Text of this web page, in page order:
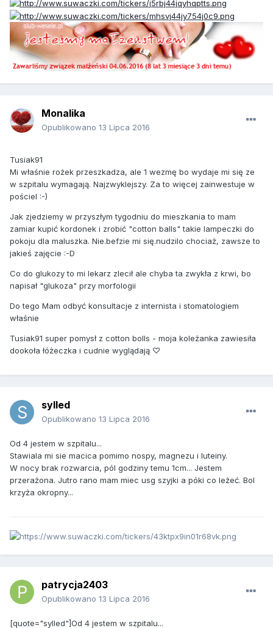
Monalika
Opublikowano 13 Lipca 2016
Tusiak91
Mi właśnie rożek przeszkadza, ale 1 wezmę bo wydaje mi się ze
w szpitalu wymagają. Najzwyklejszy. Za to więcej zainwestuje w
pościel :-)
Jak zjedziemy w przyszłym tygodniu do mieszkania to mam
zamiar kupić kordonek i zrobić "cotton balls" takie lampeczki do
pokoju dla maluszka. Nie.befzie mi się.nudzilo chociaż, zawsze to
jakieś zajęcie :-D
Co do glukozy to mi lekarz zlecił ale chyba ta zwykła z krwi, bo
napisał "glukoza" przy morfologii
Do tego Mam odbyć konsultacje z internista i stomatologiem
właśnie
Tusiak91 super pomysł z cotton bolls - moja koleżanka zawiesiła
dookoła łóżeczka i cudnie wyglądają ♡
sylled
Opublikowano 13 Lipca 2016
Od 4 jestem w szpitalu...
Stawiala mi sie macica pomimo nospy, magnezu i luteiny.
W nocy brak rozwarcia, pól godziny temu 1cm... Jestem
przerażona. Jutro rano mam miec usg szyjki a póki co leżeć. Bol
krzyża okropny...
patrycja2403
Opublikowano 13 Lipca 2016
[quote="sylled"]Od 4 jestem w szpitalu...